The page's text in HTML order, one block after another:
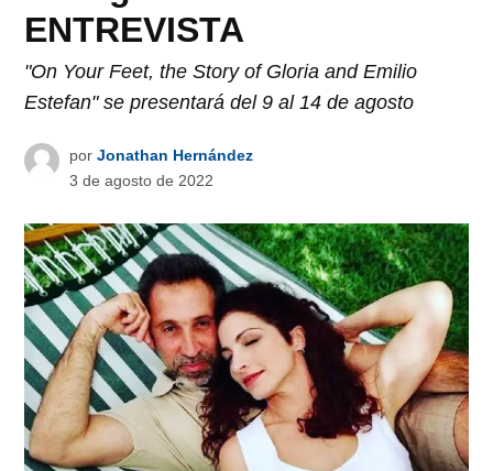
ENTREVISTA
"On Your Feet, the Story of Gloria and Emilio
Estefan" se presentará del 9 al 14 de agosto
por Jonathan Hernández
3 de agosto de 2022